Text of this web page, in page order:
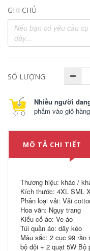
GHI CHÚ
SỐ LƯỢNG:
Nhiều người
phẩm vào giỏ
MÔ TẢ CHI TIẾT
Thương hiệu: khác /
Kích thước: 4XL SML
Phân loại vải: Vải
Hoa văn: Ngụy trang
Kiểu cổ áo: Ve áo
Túi quần áo: dây kéo
Màu sắc: 2 cục 99 rằn
bộ đội + 2 quạt 5W Bộ